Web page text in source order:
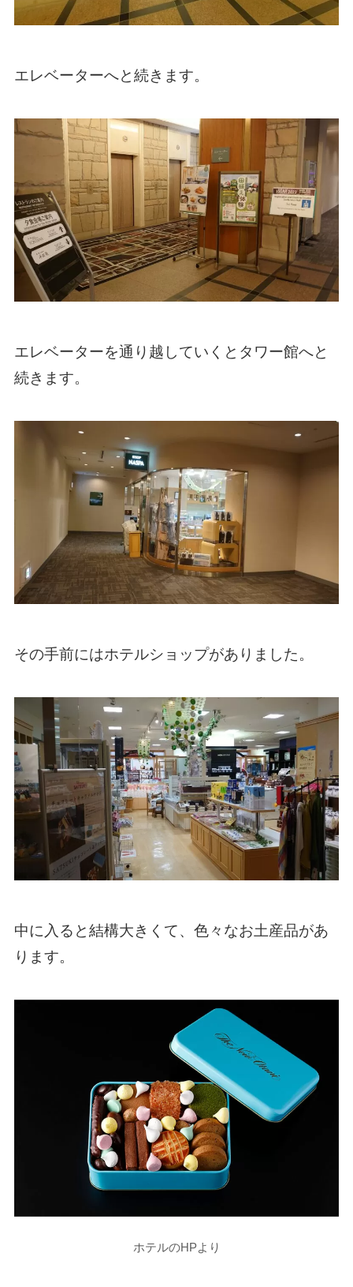
エレベーターへと続きます。
エレベーターを通り越していくとタワー館へと
続きます。
その手前にはホテルショップがありました。
中に入ると結構大きくて、色々なお土産品があ
ります。
ホテルのHPより